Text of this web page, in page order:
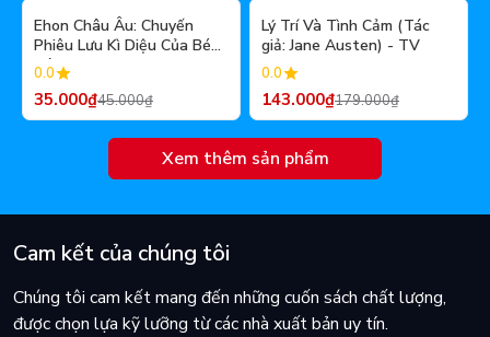
Ehon Châu Âu: Chuyến
Phiêu Lưu Kì Diệu Của Bé
Cánh Cụt
0.0
35.000₫45.000₫
- 20%
Lý Trí Và Tình Cảm (Tác
giả: Jane Austen) - TV
0.0
143.000₫179.000₫
Xem thêm sản phẩm
Cam kết của chúng tôi
Chúng tôi cam kết mang đến những cuốn sách chất lượng,
được chọn lựa kỹ lưỡng từ các nhà xuất bản uy tín.